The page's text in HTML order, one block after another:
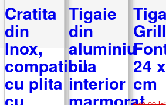
Cratita
din
Inox,
compatibila
cu plita
Tigaie
din
aluminiu
cu
interior
24
cm